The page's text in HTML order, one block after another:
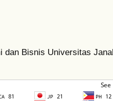
dan Bisnis Universitas